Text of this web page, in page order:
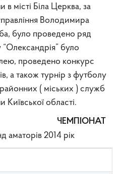
місті Біла Церква, за
Володимира
було проведено ряд
“Олександрія” було
проведено конкурс
а також турнір з футболу
( міських ) служб
області.
аматорів 2014 рік